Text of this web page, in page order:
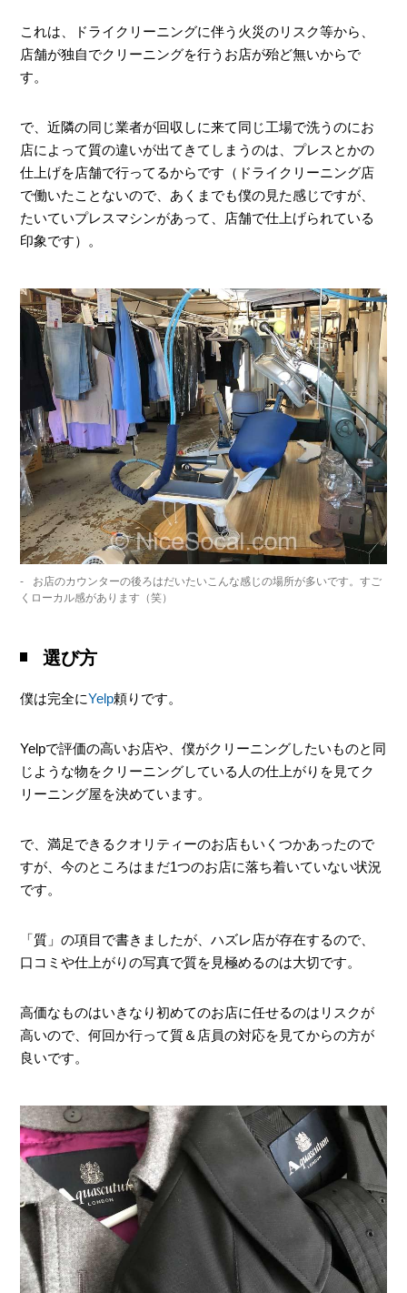
これは、ドライクリーニングに伴う火災のリスク等から、
店舗が独自でクリーニングを行うお店が殆ど無いからで
す。
で、近隣の同じ業者が回収しに来て同じ工場で洗うのにお
店によって質の違いが出てきてしまうのは、プレスとかの
仕上げを店舗で行ってるからです（ドライクリーニング店
で働いたことないので、あくまでも僕の見た感じですが、
たいていプレスマシンがあって、店舗で仕上げられている
印象です）。
お店のカウンターの後ろはだいたいこんな感じの場所が多いです。すご
くローカル感があります（笑）
選び方
僕は完全にYelp頼りです。
Yelpで評価の高いお店や、僕がクリーニングしたいものと同
じような物をクリーニングしている人の仕上がりを見てク
リーニング屋を決めています。
で、満足できるクオリティーのお店もいくつかあったので
すが、今のところはまだ1つのお店に落ち着いていない状況
です。
「質」の項目で書きましたが、ハズレ店が存在するので、
口コミや仕上がりの写真で質を見極めるのは大切です。
高価なものはいきなり初めてのお店に任せるのはリスクが
高いので、何回か行って質＆店員の対応を見てからの方が
良いです。